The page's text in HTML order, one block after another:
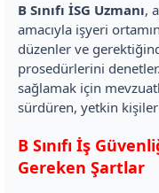
B Sınıfı İSG Uzmanı,
amacıyla işyeri
düzenler ve
prosedürlerini
sağlamak için
sürdüren, yetkin
B Sınıfı İş
Gereken Şartlar